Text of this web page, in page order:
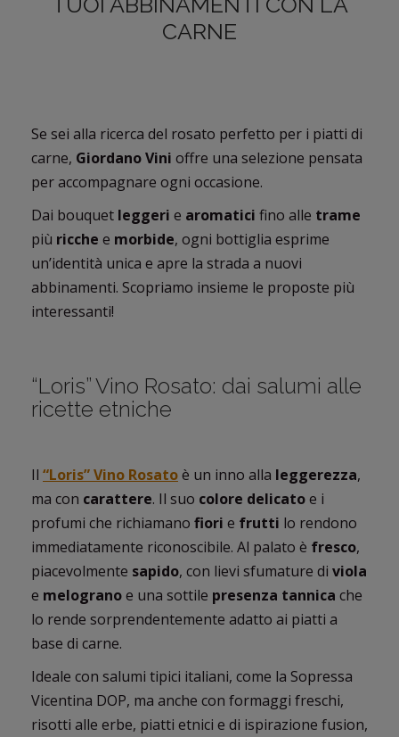
CARNE
Se sei alla ricerca del rosato perfetto per i piatti di
carne, Giordano Vini offre una selezione pensata
per accompagnare ogni occasione.
Dai bouquet leggeri e aromatici fino alle trame
più ricche e morbide, ogni bottiglia esprime
un’identità unica e apre la strada a nuovi
abbinamenti. Scopriamo insieme le proposte più
interessanti!
“Loris” Vino Rosato: dai salumi alle
ricette etniche
Il “Loris” Vino Rosatoè un inno alla leggerezza,
ma con carattere. Il suo colore delicatoe i
profumi che richiamano fiori e frutti lo rendono
immediatamente riconoscibile. Al palato è fresco,
piacevolmente sapido, con lievi sfumature di viola
e melogranoe una sottile presenza tannica che
lo rende sorprendentemente adatto ai piatti a
base di carne.
Ideale con salumi tipici italiani, come la Sopressa
Vicentina DOP, ma anche con formaggi freschi,
risotti alle erbe, piatti etnici e di ispirazione fusion,